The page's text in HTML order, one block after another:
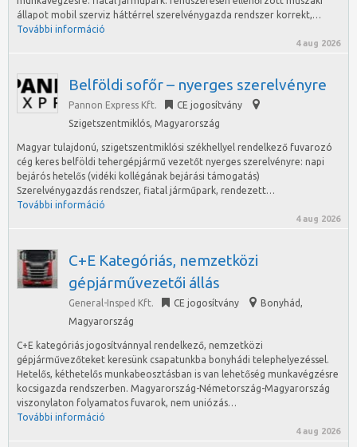
állapot mobil szerviz háttérrel szerelvénygazda rendszer korrekt,…
További információ
4 aug 2026
Belföldi sofőr – nyerges szerelvényre
Pannon Express Kft.
CE jogosítvány
Szigetszentmiklós, Magyarország
Magyar tulajdonú, szigetszentmiklósi székhellyel rendelkező fuvarozó
cég keres belföldi tehergépjármű vezetőt nyerges szerelvényre: napi
bejárós hetelős (vidéki kollégának bejárási támogatás)
Szerelvénygazdás rendszer, fiatal járműpark, rendezett…
További információ
4 aug 2026
C+E Kategóriás, nemzetközi
gépjárművezetői állás
General-Insped Kft. CE jogosítvány Bonyhád,
Magyarország
C+E kategóriás jogosítvánnyal rendelkező, nemzetközi
gépjárművezőteket keresünk csapatunkba bonyhádi telephelyezéssel.
Hetelős, kéthetelős munkabeosztásban is van lehetőség munkavégzésre
kocsigazda rendszerben. Magyarország-Németország-Magyarország
viszonylaton folyamatos fuvarok, nem uniózás…
További információ
4 aug 2026